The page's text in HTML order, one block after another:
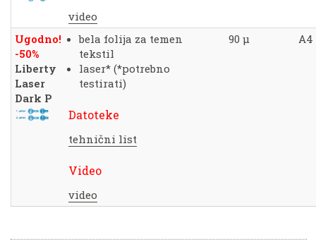
video
Ugodno!
-50%
Liberty
Laser
Dark P
bela folija za temen
tekstil
laser* (*potrebno
testirati)
Datoteke
tehnični list
Video
video
90 μ A4